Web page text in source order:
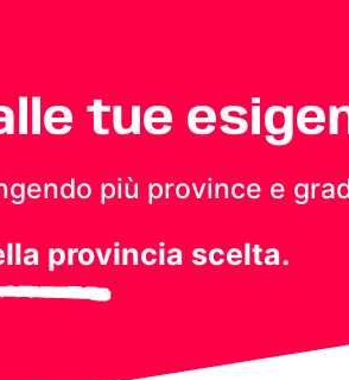
tue
più province e
provincia scelta.